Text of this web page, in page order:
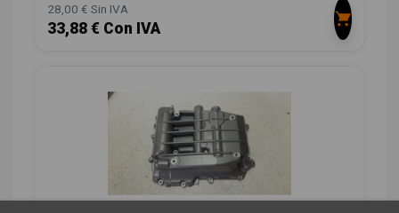
28,00 € Sin IVA
33,88 € Con IVA